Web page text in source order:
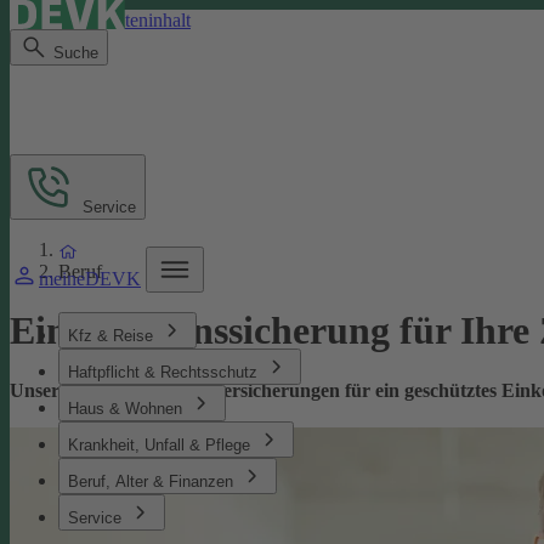
Direkt zum Seiteninhalt
Suche
meineDEVK
Kfz & Reise
Haftpflicht & Rechtsschutz
Haus & Wohnen
Krankheit, Unfall & Pflege
Beruf, Alter & Finanzen
Service
Service
Beruf
Einkommenssicherung für
Unsere leistungsstarken Versicherungen für ein geschütztes